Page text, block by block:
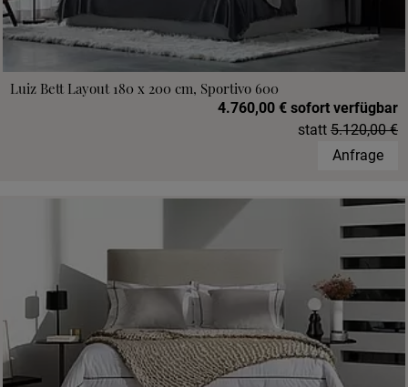
Luiz Bett Layout 180 x 200 cm, Sportivo 600
4.760,00 € sofort verfügbar
statt 5.120,00 €
Anfrage